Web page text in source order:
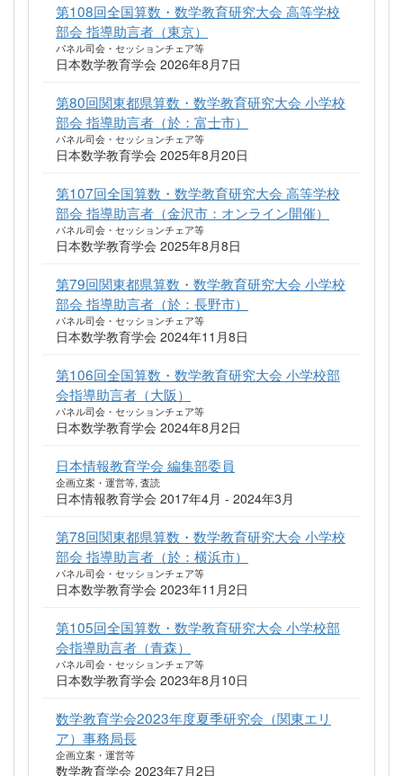
第108回全国算数・数学教育研究大会 高等学校
部会 指導助言者（東京）
パネル司会・セッションチェア等
日本数学教育学会 2026年8月7日
第80回関東都県算数・数学教育研究大会 小学校
部会 指導助言者（於：富士市）
パネル司会・セッションチェア等
日本数学教育学会 2025年8月20日
第107回全国算数・数学教育研究大会 高等学校
部会 指導助言者（金沢市：オンライン開催）
パネル司会・セッションチェア等
日本数学教育学会 2025年8月8日
第79回関東都県算数・数学教育研究大会 小学校
部会 指導助言者（於：長野市）
パネル司会・セッションチェア等
日本数学教育学会 2024年11月8日
第106回全国算数・数学教育研究大会 小学校部
会指導助言者（大阪）
パネル司会・セッションチェア等
日本数学教育学会 2024年8月2日
日本情報教育学会 編集部委員
企画立案・運営等, 査読
日本情報教育学会 2017年4月 - 2024年3月
第78回関東都県算数・数学教育研究大会 小学校
部会 指導助言者（於：横浜市）
パネル司会・セッションチェア等
日本数学教育学会 2023年11月2日
第105回全国算数・数学教育研究大会 小学校部
会指導助言者（青森）
パネル司会・セッションチェア等
日本数学教育学会 2023年8月10日
数学教育学会2023年度夏季研究会（関東エリ
ア）事務局長
企画立案・運営等
数学教育学会 2023年7月2日